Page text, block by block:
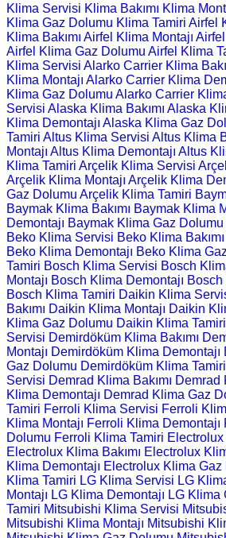
Klima Servisi Klima Bakımı Klima
Klima Gaz Dolumu Klima Tamiri Airfel
Klima Bakımı Airfel Klima Montajı
Airfel Klima Gaz Dolumu Airfel Klima
Klima Servisi Alarko Carrier Klima
Klima Montajı Alarko Carrier Klima
Klima Gaz Dolumu Alarko Carrier
Servisi Alaska Klima Bakımı Alaska
Klima Demontajı Alaska Klima Gaz
Tamiri Altus Klima Servisi Altus Klima
Montajı Altus Klima Demontajı Altus
Klima Tamiri Arçelik Klima Servisi
Arçelik Klima Montajı Arçelik Klima
Gaz Dolumu Arçelik Klima Tamiri
Baymak Klima Bakımı Baymak Klima
Demontajı Baymak Klima Gaz Dolumu
Beko Klima Servisi Beko Klima Bakımı
Beko Klima Demontajı Beko Klima
Tamiri Bosch Klima Servisi Bosch
Montajı Bosch Klima Demontajı
Bosch Klima Tamiri Daikin Klima
Bakımı Daikin Klima Montajı Daikin
Klima Gaz Dolumu Daikin Klima Tamiri
Servisi Demirdöküm Klima Bakımı
Montajı Demirdöküm Klima Demontajı
Gaz Dolumu Demirdöküm Klima Tamiri
Servisi Demrad Klima Bakımı Demrad
Klima Demontajı Demrad Klima Gaz
Tamiri Ferroli Klima Servisi Ferroli
Klima Montajı Ferroli Klima Demontajı
Dolumu Ferroli Klima Tamiri
Electrolux Klima Bakımı Electrolux
Klima Demontajı Electrolux Klima Gaz
Klima Tamiri LG Klima Servisi LG
Montajı LG Klima Demontajı LG Klima
Tamiri Mitsubishi Klima Servisi
Mitsubishi Klima Montajı Mitsubishi